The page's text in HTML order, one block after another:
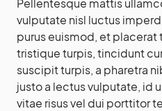
Pellentesque mattis
vulputate nisl luctus
purus euismod, et placerat
tristique turpis, tincidunt
suscipit turpis, a pharetra
justo a lectus vulputate, id
vitae risus vel dui porttitor